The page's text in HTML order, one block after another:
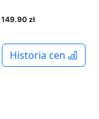
149.90 zł
Historia cen